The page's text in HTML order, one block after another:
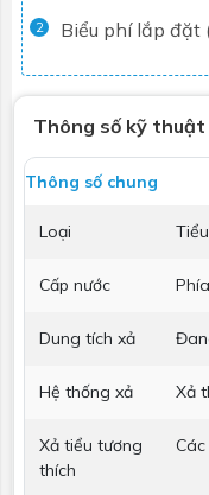
2 Biểu phí lắp đặt
Thông số kỹ thuật
Thông số chung
Loại
Cấp nước
Dung tích xả
Hệ thống xả Xả
Xả tiểu tương
thích